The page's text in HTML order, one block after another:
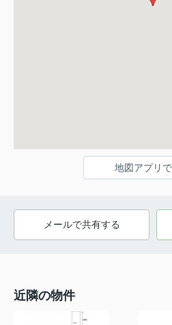
地図アプリ
メールで共有する
近隣の物件